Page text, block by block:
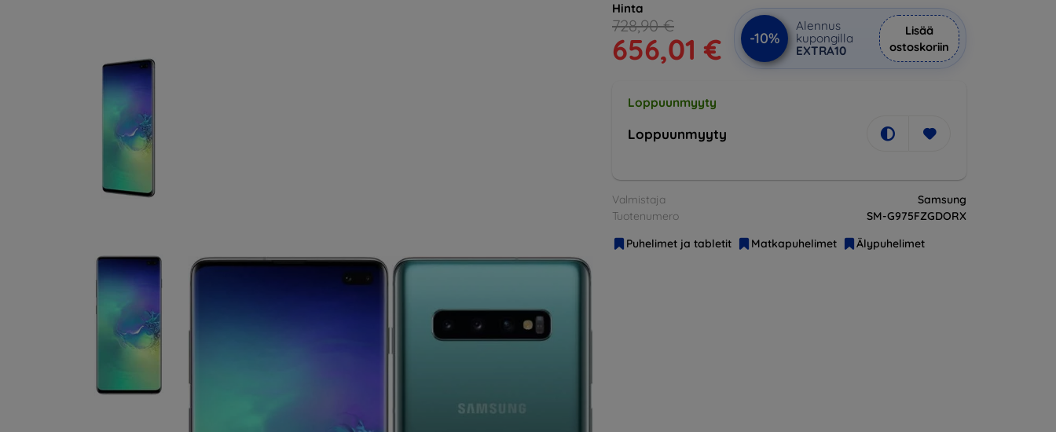
Hinta
728,90 €
656,01 € -10%
Alennus
kupongilla
EXTRA10
Lisää
ostoskoriin
Loppuunmyyty
Loppuunmyyty
Valmistaja
Samsung
Tuotenumero
SM-G975FZGDORX
Puhelimet ja tabletit
Matkapuhelimet Älypuhelimet